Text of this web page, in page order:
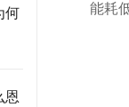
何
恩
能耗